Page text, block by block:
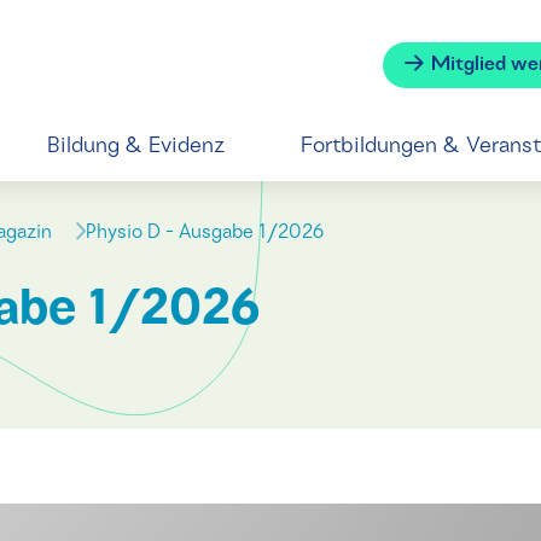
Mitglied
Bildung & Evidenz Fortbildungen &
Physio D - Ausgabe 1/2026
1/2026